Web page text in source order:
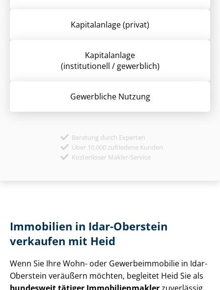
Kapitalanlage (privat)
Kapitalanlage
(institutionell / gewerblich)
Gewerbliche Nutzung
Beratung durch Experten
Über 10.000 zufriedene Kunden
Kostenloser Makler-Service
Immobilien in Idar-Oberstein
verkaufen mit Heid
Wenn Sie Ihre Wohn- oder Ge­wer­be­im­mo­bi­lie in Idar-
Oberstein veräußern möchten, begleitet Heid Sie als